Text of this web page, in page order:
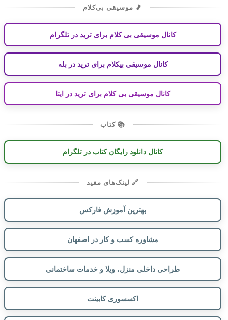
🎵 موسیقی بی‌کلام
کانال موسیقی بی کلام برای ترید در تلگرام
کانال موسیقی بیکلام برای ترید در بله
کانال موسیقی بی کلام برای ترید در ایتا
📚 کتاب
کانال دانلود رایگان کتاب در تلگرام
🔗 لینک‌های مفید
بهترین آموزش فارکس
مشاوره کسب و کار در اصفهان
طراحی داخلی منزل، ویلا و خدمات ساختمانی
اکسسوری کابینت